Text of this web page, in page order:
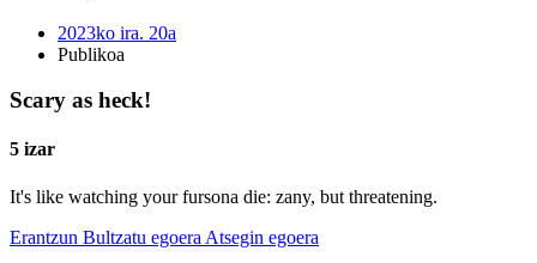
2023ko ira. 20a
Publikoa
Scary as heck!
5 izar
It's like watching your fursona die: zany, but threatening.
Erantzun Bultzatu egoera Atsegin egoera